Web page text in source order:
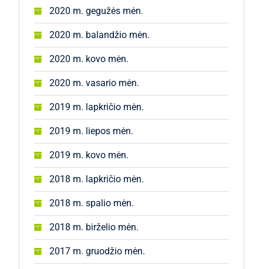
2020 m. gegužės mėn.
2020 m. balandžio mėn.
2020 m. kovo mėn.
2020 m. vasario mėn.
2019 m. lapkričio mėn.
2019 m. liepos mėn.
2019 m. kovo mėn.
2018 m. lapkričio mėn.
2018 m. spalio mėn.
2018 m. birželio mėn.
2017 m. gruodžio mėn.